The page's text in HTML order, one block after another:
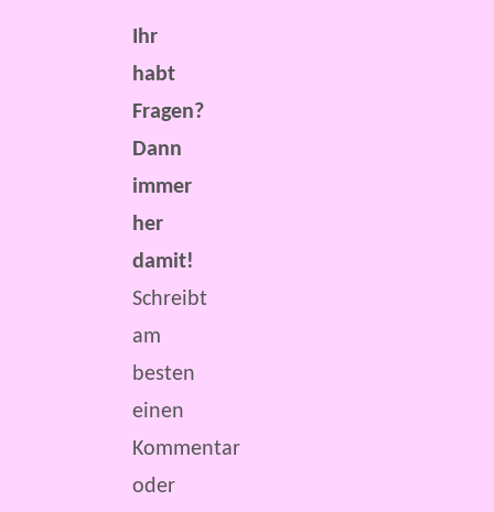
Ihr
habt
Fragen?
Dann
immer
her
damit!
Schreibt
am
besten
einen
Kommentar
oder